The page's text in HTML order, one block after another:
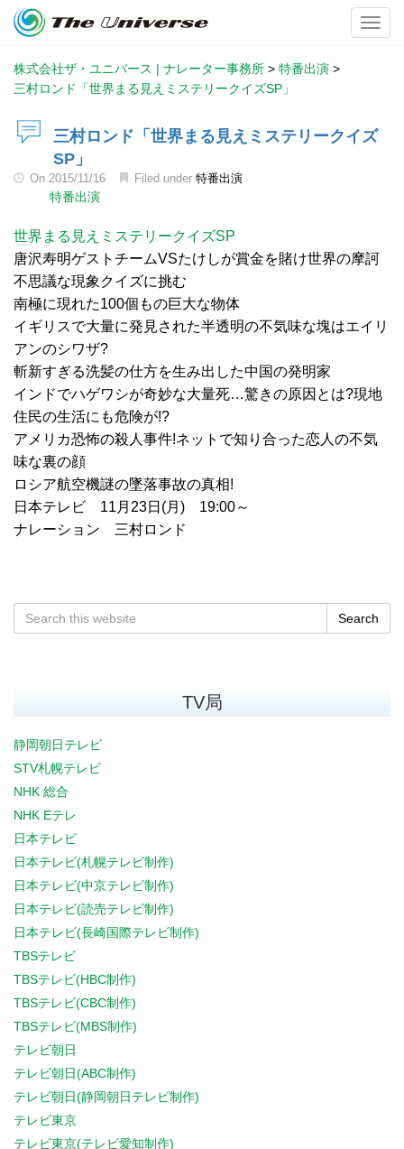
株式会社ザ・ユニバース | ナレーター事務所 > 特番出演 >
三村ロンド「世界まる見えミステリークイズSP」
三村ロンド「世界まる見えミステリークイズ
SP」
On 2015/11/16 Filed under 特番出演
特番出演
世界まる見えミステリークイズSP
唐沢寿明ゲストチームVSたけしが賞金を賭け世界の摩訶
不思議な現象クイズに挑む
南極に現れた100個もの巨大な物体
イギリスで大量に発見された半透明の不気味な塊はエイリ
アンのシワザ?
斬新すぎる洗髪の仕方を生み出した中国の発明家
インドでハゲワシが奇妙な大量死…驚きの原因とは?現地
住民の生活にも危険が!?
アメリカ恐怖の殺人事件!ネットで知り合った恋人の不気
味な裏の顔
ロシア航空機謎の墜落事故の真相!
日本テレビ 11月23日(月) 19:00～
ナレーション 三村ロンド
Search
TV局
静岡朝日テレビ
STV札幌テレビ
NHK 総合
NHK Eテレ
日本テレビ
日本テレビ(札幌テレビ制作)
日本テレビ(中京テレビ制作)
日本テレビ(読売テレビ制作)
日本テレビ(長崎国際テレビ制作)
TBSテレビ
TBSテレビ(HBC制作)
TBSテレビ(CBC制作)
TBSテレビ(MBS制作)
テレビ朝日
テレビ朝日(ABC制作)
テレビ朝日(静岡朝日テレビ制作)
テレビ東京
テレビ東京(テレビ愛知制作)